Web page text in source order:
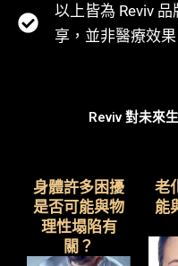
以上皆為 Reviv
享，並非醫療效果
Reviv 對未來
身體許多困擾
是否可能與物
理性塌陷有
關？
老
能